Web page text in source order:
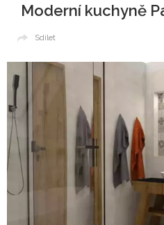
Moderní kuchyně
Sdílet